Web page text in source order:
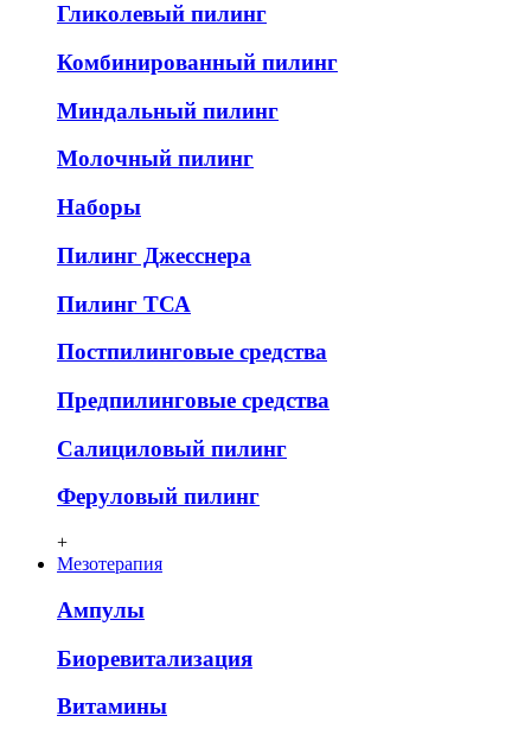
Гликолевый пилинг
Комбинированный пилинг
Миндальный пилинг
Молочный пилинг
Наборы
Пилинг Джесснера
Пилинг ТСА
Постпилинговые средства
Предпилинговые средства
Салициловый пилинг
Феруловый пилинг
+
Мезотерапия
Ампулы
Биоревитализация
Витамины